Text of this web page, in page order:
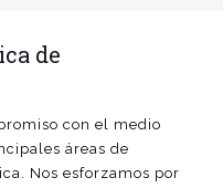
de
con el medio
áreas de
Nos esforzamos por